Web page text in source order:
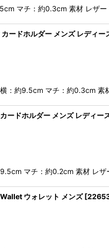
マチ：約0.3cm 素材 レザ
ードホルダー メンズ レディー
：約9.5cm マチ：約0.3cm
ードホルダー メンズ レディー
マチ：約0.2cm 素材 レ
ウォレット メンズ [